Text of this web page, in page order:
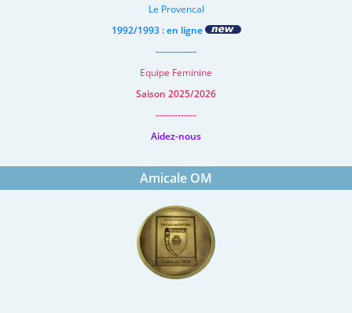
Le Provencal
1992/1993 : en ligne
-------------
Equipe Feminine
Saison 2025/2026
-------------
Aidez-nous
Amicale OM